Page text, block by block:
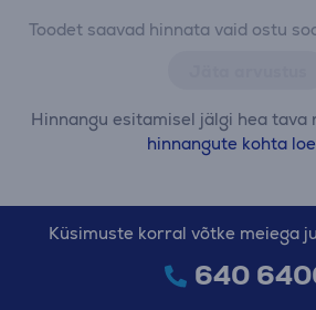
Toodet saavad hinnata vaid ostu
Hinnangu esitamisel jälgi hea tava
hinnangute kohta
Küsimuste korral võtke meiega
640